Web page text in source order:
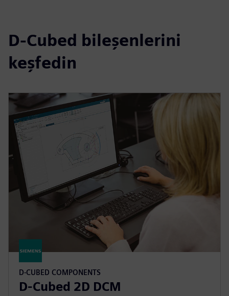
D-Cubed bileşenlerini
keşfedin
D-CUBED COMPONENTS
D-Cubed 2D DCM